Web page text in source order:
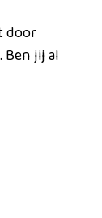
door
jij al